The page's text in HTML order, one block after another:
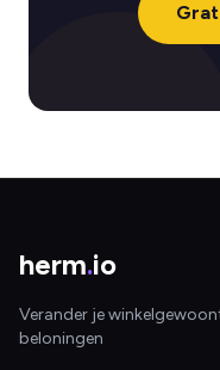
herm.io
Verander je
beloningen